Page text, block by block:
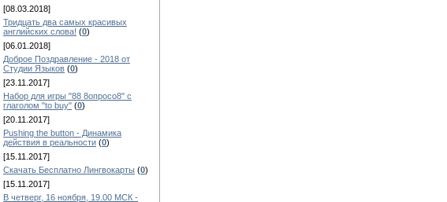
[08.03.2018]
Тридцать два самых красивых
английских слова! (0)
[06.01.2018]
Доброе Поздравление - 2018 от
Студии Языков (0)
[23.11.2017]
Набор для игры "88 8опросо8" с
глаголом "to buy" (0)
[20.11.2017]
Pushing the button - Динамика
действия в реальности (0)
[15.11.2017]
Скачать Бесплатно Лингвокарты (0)
[15.11.2017]
В четверг, 16 ноября, 19.00 МСК -